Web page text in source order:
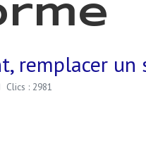
remplacer
Clics : 2981